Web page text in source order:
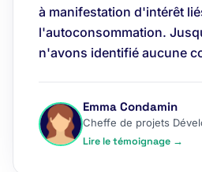
à manifestation d'intérêt
l'autoconsommation.
n'avons identifié aucune
Emma Condamin
Lire le témoignage →